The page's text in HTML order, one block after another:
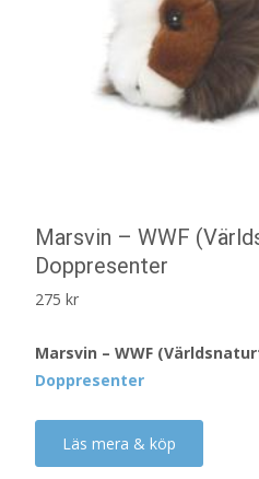
Marsvin – WWF
Doppresenter
275 kr
Marsvin – WWF
Doppresenter
Läs mera & köp